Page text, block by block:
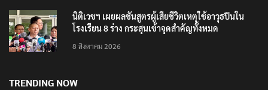
8 สิงหาคม 2026
นิติเวชฯ เผยผลชันสูตรผู้เสียชีวิตเหตุใช้อาวุธปืนใน